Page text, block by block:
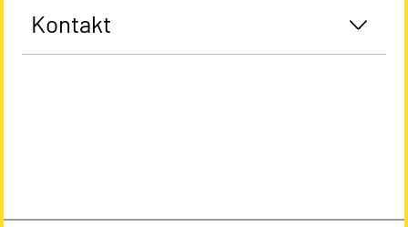
Kontakt